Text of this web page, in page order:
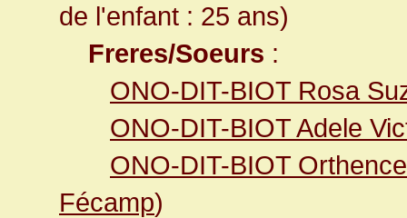
de l'enfant : 25 ans)
Freres/Soeurs :
ONO-DIT-BIOT Rosa
ONO-DIT-BIOT Adele
ONO-DIT-BIOT
Fécamp)